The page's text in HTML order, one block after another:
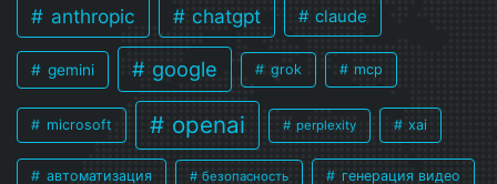
anthropic chatgpt claude
gemini google grok mcp
microsoft openai perplexity xai
автоматизация безопасность генерация видео